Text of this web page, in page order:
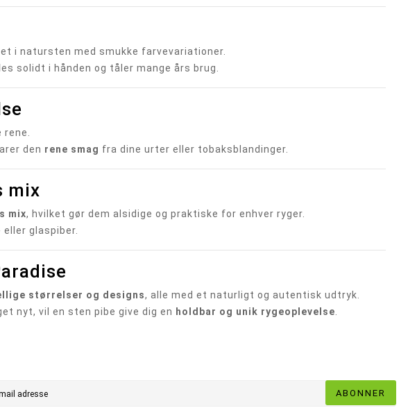
i natursten med smukke farvevariationer.
solidt i hånden og tåler mange års brug.
den rene smag fra dine urter eller tobaksblandinger.
mix
mix, hvilket gør dem alsidige og praktiske for enhver ryger.
glaspiber.
størrelser og designs, alle med et naturligt og autentisk udtryk.
nyt, vil en sten pibe give dig en holdbar og unik rygeoplevelse
ABONNER